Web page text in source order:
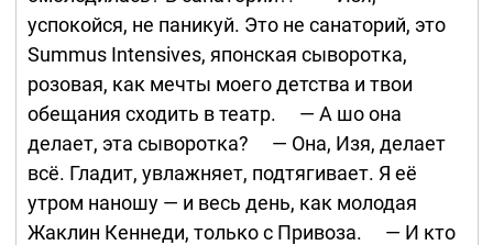
успокойся, не паникуй. Это не санаторий, это
Summus Intensives, японская сыворотка,
розовая, как мечты моего детства и твои
обещания сходить в театр. ⠀ — А шо она
делает, эта сыворотка? ⠀ — Она, Изя, делает
всё. Гладит, увлажняет, подтягивает. Я её
утром наношу — и весь день, как молодая
Жаклин Кеннеди, только с Привоза. ⠀ — И кто